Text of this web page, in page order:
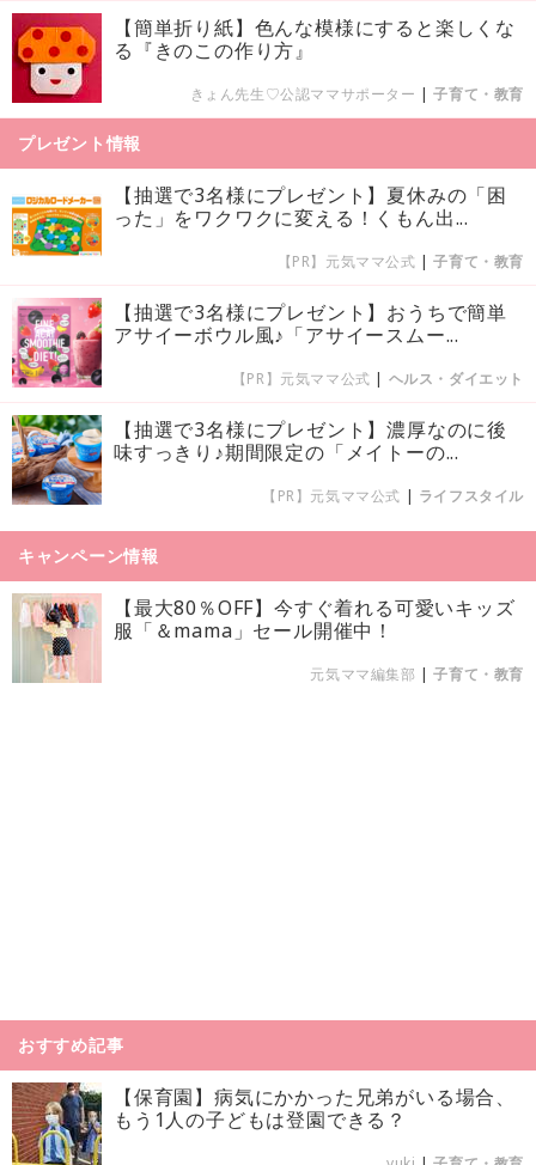
【簡単折り紙】色んな模様にすると楽しくな
る『きのこの作り方』
きょん先生♡公認ママサポーター |子育て・教育
プレゼント情報
【抽選で3名様にプレゼント】夏休みの「困
った」をワクワクに変える！くもん出...
【PR】元気ママ公式 |子育て・教育
【抽選で3名様にプレゼント】おうちで簡単
アサイーボウル風♪「アサイースムー...
【PR】元気ママ公式 | ヘルス・ダイエット
【抽選で3名様にプレゼント】濃厚なのに後
味すっきり♪期間限定の「メイトーの...
【PR】元気ママ公式 | ライフスタイル
キャンペーン情報
【最大80％OFF】今すぐ着れる可愛いキッズ
服「＆mama」セール開催中！
元気ママ編集部 |子育て・教育
おすすめ記事
【保育園】病気にかかった兄弟がいる場合、
もう1人の子どもは登園できる？